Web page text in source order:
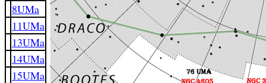
8UMa
11UMa
13UMa
14UMa
15UMa